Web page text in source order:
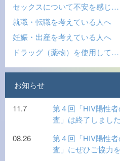
セックスについて不安を感じ…
就職・転職を考えている人へ
妊娠・出産を考えている人へ
ドラッグ（薬物）を使用して…
お知らせ
11.7
第４回「HIV陽性
査」は終了しました
08.26
第４回「HIV陽性
査」にぜひご協力を